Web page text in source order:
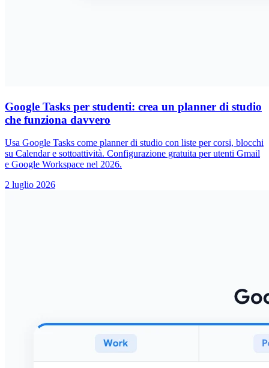
Google Tasks per studenti: crea un planner di studio
che funziona davvero
Usa Google Tasks come planner di studio con liste per corsi, blocchi
su Calendar e sottoattività. Configurazione gratuita per utenti Gmail
e Google Workspace nel 2026.
2 luglio 2026